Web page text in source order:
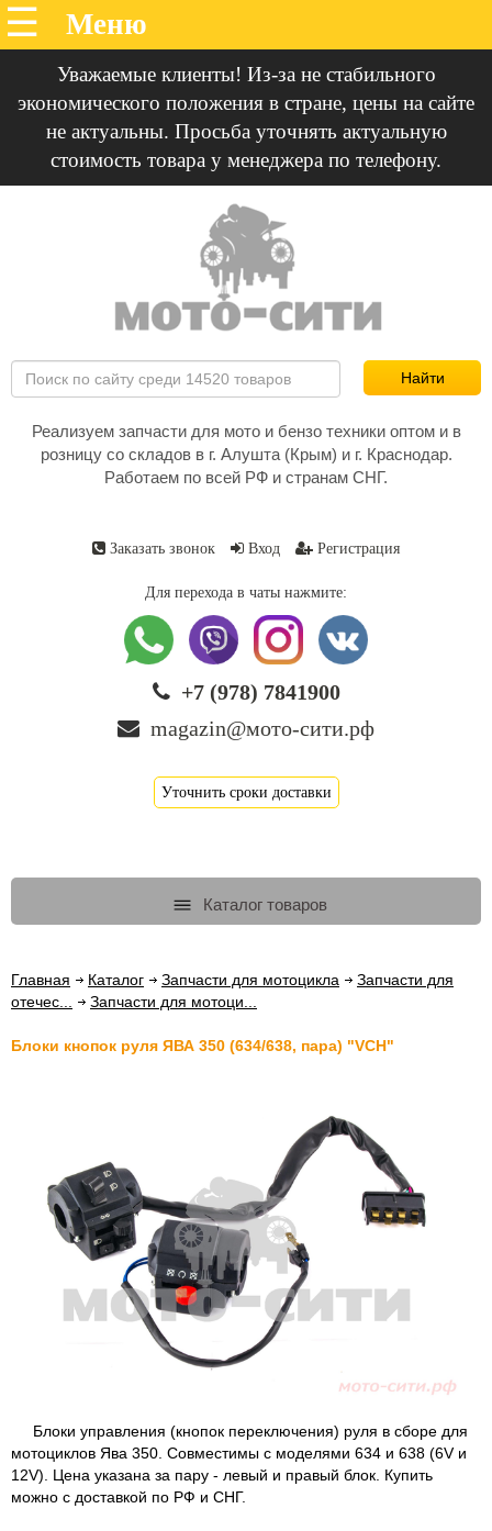
Уважаемые клиенты! Из-за не стабильного
экономического положения в стране, цены на сайте
не актуальны. Просьба уточнять актуальную
стоимость товара у менеджера по телефону.
Реализуем запчасти для мото и бензо техники оптом и в
розницу со складов в г. Алушта (Крым) и г. Краснодар.
Работаем по всей РФ и странам СНГ.
Заказать звонок Вход Регистрация
Для перехода в чаты нажмите:
+7 (978) 7841900
magazin@мото-сити.рф
Уточнить сроки доставки
Каталог товаров
Главная Каталог Запчасти для мотоцикла
Запчасти для
отечес...
Запчасти для мотоци...
Блоки кнопок руля ЯВА 350 (634/638, пара) "VCH"
Блоки управления (кнопок переключения) руля в сборе для
мотоциклов Ява 350. Совместимы с моделями 634 и 638 (6V и
12V). Цена указана за пару - левый и правый блок. Купить
можно с доставкой по РФ и СНГ.